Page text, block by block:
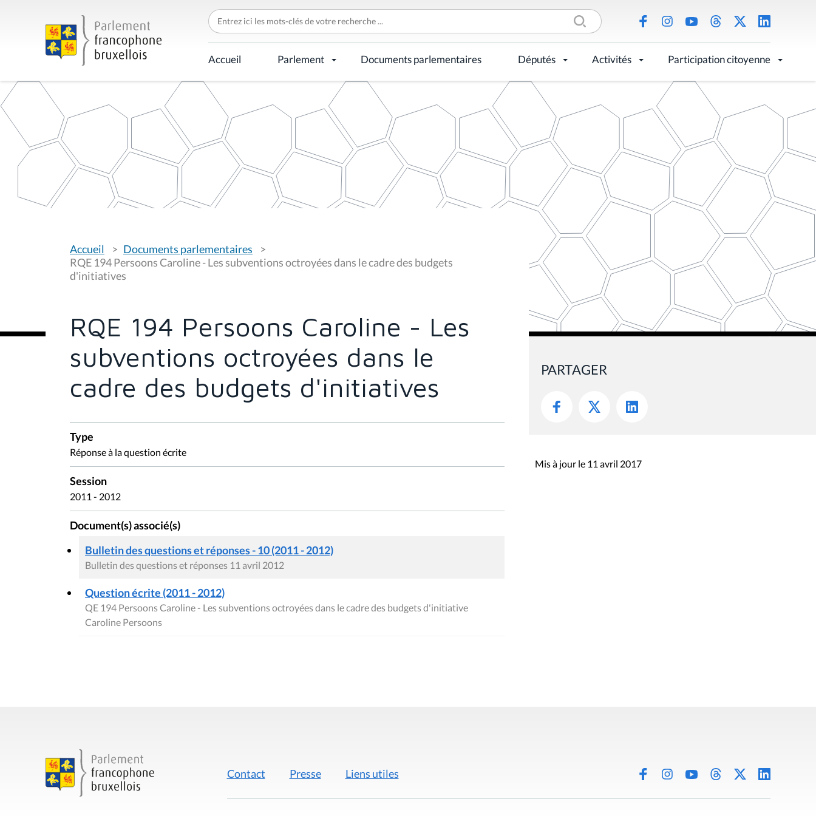
C
h
e
r
c
h
r
p
Accueil Parlement Documents parlementaires Députés Activités Participation citoyenne
o
u
ê
:
Accueil
Documents parlementaires
RQE 194 Persoons Caroline - Les subventions octroyées dans le cadre des budgets
d'initiatives
RQE 194 Persoons Caroline - Les
subventions octroyées dans le
cadre des budgets d'initiatives
Type
Réponse à la question écrite
Session
2011 - 2012
Document(s) associé(s)
Bulletin des questions et réponses - 10 (2011 - 2012)
Bulletin des questions et réponses 11 avril 2012
Question écrite (2011 - 2012)
QE 194 Persoons Caroline - Les subventions octroyées dans le cadre des budgets d'initiative
Caroline Persoons
PARTAGER
Mis à jour le 11 avril 2017
Contact Presse Liens utiles